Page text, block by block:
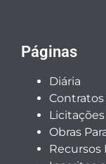
Páginas
Diária
Contratos
Licitações
Obras
Recursos